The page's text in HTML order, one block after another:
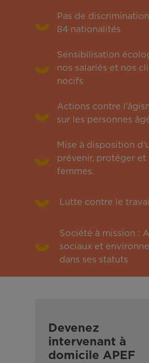
Pas de
84 nationalités
Sensibilisation
nos salariés et nos
nocifs
Actions contre
sur les personnes
Mise à disposition
prévenir, protéger et
femmes.
Lutte contre le
Société à mission :
sociaux et
dans ses statuts
Devenez
intervenant à
domicile APEF